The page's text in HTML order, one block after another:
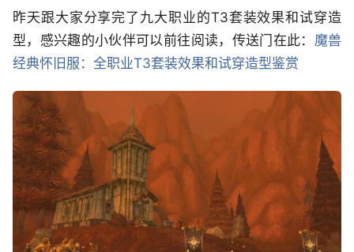
昨天跟大家分享完了九大职业的T3套装效果和试穿造
型，感兴趣的小伙伴可以前往阅读，传送门在此： 魔兽
经典怀旧服：全职业T3套装效果和试穿造型鉴赏